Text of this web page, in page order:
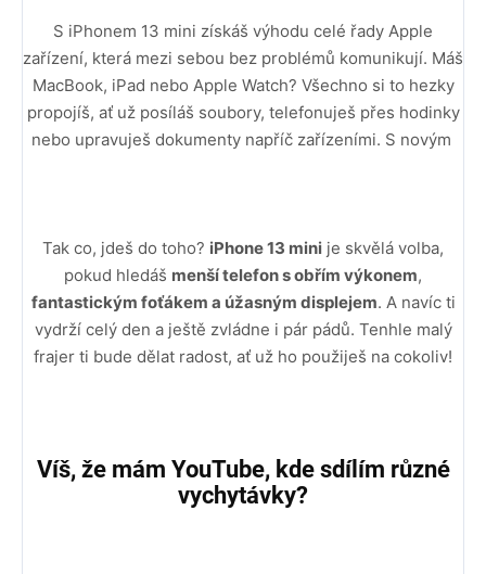
S iPhonem 13 mini získáš výhodu celé řady Apple
zařízení, která mezi sebou bez problémů komunikují. Máš
MacBook, iPad nebo Apple Watch? Všechno si to hezky
propojíš, ať už posíláš soubory, telefonuješ přes hodinky
nebo upravuješ dokumenty napříč zařízeními. S novým
Tak co, jdeš do toho? iPhone 13 mini je skvělá volba,
pokud hledáš menší telefon s obřím výkonem,
fantastickým foťákem a úžasným displejem. A navíc ti
vydrží celý den a ještě zvládne i pár pádů. Tenhle malý
frajer ti bude dělat radost, ať už ho použiješ na cokoliv!
Víš, že mám YouTube, kde sdílím různé
vychytávky?